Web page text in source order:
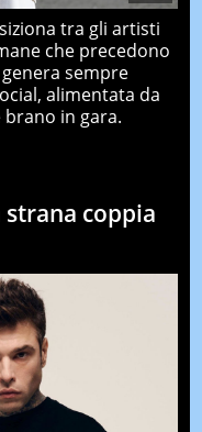
tra gli artisti
che precedono
sempre
alimentata da
in gara.
strana coppia